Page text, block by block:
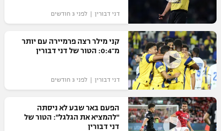
"מחצית בשכונה" – פודקאסט
משתתפים וזוכים בפרסים
תקנון משתתפים וזוכים בפרסים
תקנון עבור פעילות אלקטרה
תקנון עבור פעילות ספורט 1 – "מרלן"
טניס
גיימינג E-Sports
אופניים
ספורט מוטורי
כדורמים
פוטבול אמריקאי NFL
בייסבול MLB
דני דבורין | לפני 3 חודשים
קני מילר רצה פרמיירה עם יותר
מ־0:4: הטור של דני דבורין
דני דבורין | לפני 3 חודשים
הפעם באר שבע לא ניסתה
"להמציא את הגלגל": הטור של
דני דבורין